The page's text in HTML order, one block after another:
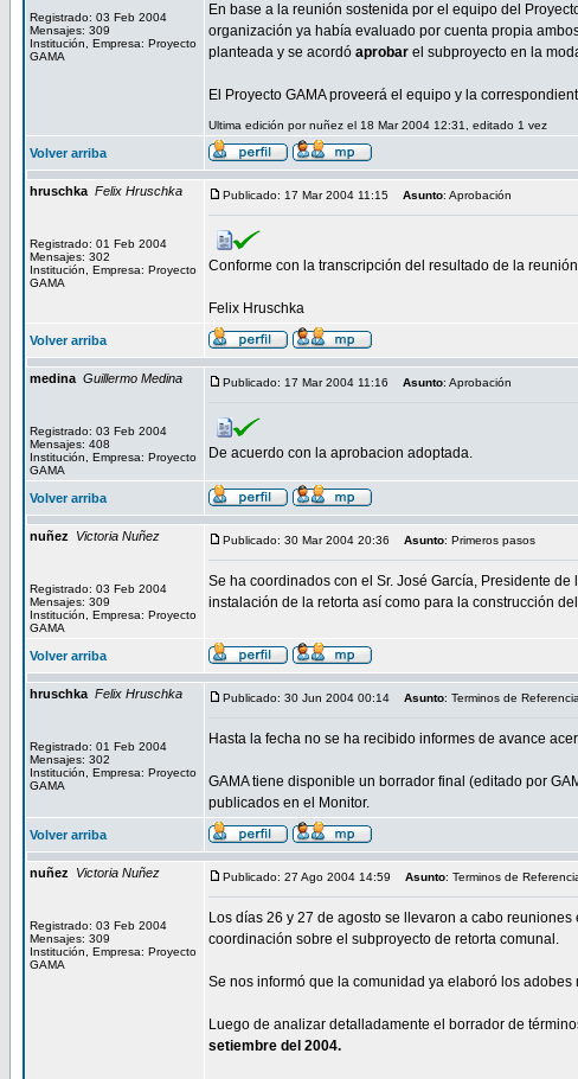
Registrado: 03 Feb 2004
Mensajes: 309
Institución, Empresa: Proyecto
GAMA
En base a la reunión sostenida por el equipo del
organización ya había evaluado por cuenta propia
planteada y se acordó aprobar el subproyecto en la
El Proyecto GAMA proveerá el equipo y la
Ultima edición por nuñez el 18 Mar 2004 12:31, editado 1 vez
Volver arriba
hruschka Felix Hruschka
Registrado: 01 Feb 2004
Mensajes: 302
Institución, Empresa: Proyecto
GAMA
Publicado: 17 Mar 2004 11:15 Asunto: Aprobación
Conforme con la transcripción del resultado de la
Felix Hruschka
Volver arriba
medina Guillermo Medina
Registrado: 03 Feb 2004
Mensajes: 408
Institución, Empresa: Proyecto
GAMA
Publicado: 17 Mar 2004 11:16 Asunto: Aprobación
De acuerdo con la aprobacion adoptada.
Volver arriba
nuñez Victoria Nuñez
Registrado: 03 Feb 2004
Mensajes: 309
Institución, Empresa: Proyecto
GAMA
Publicado: 30 Mar 2004 20:36 Asunto: Primeros pasos
Se ha coordinados con el Sr. José García, Presidente
instalación de la retorta así como para la construcción
Volver arriba
hruschka Felix Hruschka
Registrado: 01 Feb 2004
Mensajes: 302
Institución, Empresa: Proyecto
GAMA
Publicado: 30 Jun 2004 00:14 Asunto: Terminos de Referencia
Hasta la fecha no se ha recibido informes de avance
GAMA tiene disponible un borrador final (editado por
publicados en el Monitor.
Volver arriba
nuñez Victoria Nuñez
Registrado: 03 Feb 2004
Mensajes: 309
Institución, Empresa: Proyecto
GAMA
Publicado: 27 Ago 2004 14:59 Asunto: Terminos de
Los días 26 y 27 de agosto se llevaron a cabo
coordinación sobre el subproyecto de retorta comunal.
Se nos informó que la comunidad ya elaboró los
Luego de analizar detalladamente el borrador de
setiembre del 2004.